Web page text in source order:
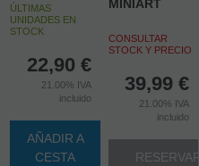
ÚLTIMAS
UNIDADES EN
STOCK
22,90 €
21.00% IVA
incluido
AÑADIR A
CESTA
MINIART
CONSULTAR
STOCK Y PRECIO
39,99 €
21.00% IVA
incluido
RESERVAR